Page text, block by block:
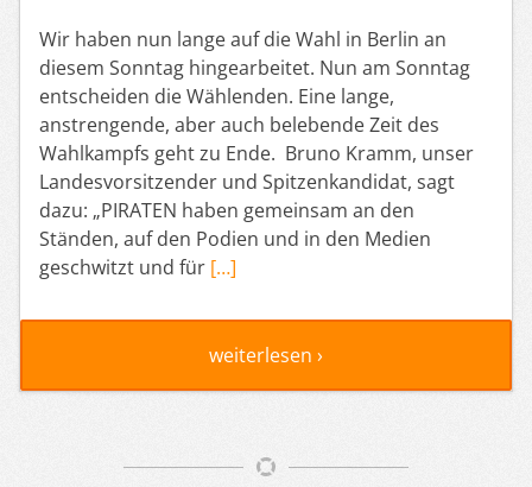
Wir haben nun lange auf die Wahl in Berlin an
diesem Sonntag hingearbeitet. Nun am Sonntag
entscheiden die Wählenden. Eine lange,
anstrengende, aber auch belebende Zeit des
Wahlkampfs geht zu Ende. Bruno Kramm, unser
Landesvorsitzender und Spitzenkandidat, sagt
dazu: „PIRATEN haben gemeinsam an den
Ständen, auf den Podien und in den Medien
geschwitzt und für […]
weiterlesen ›